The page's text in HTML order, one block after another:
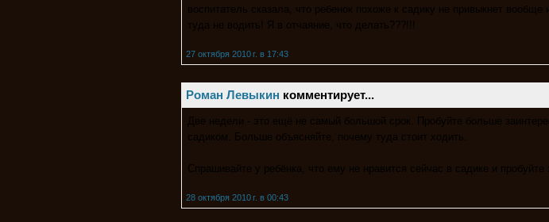
воспитатель сказала, что ребенок похоже к садику не привыкнет вообще
туда не водить! Я в отчаяние, что делать???!!!
27 октября 2010 г. в 17:43
Роман Левыкин комментирует...
Две недели - это ещё не самый большой срок. Пробуйте больше
садиком. Больше объясняйте, почему туда стоит ходить.
Спрашивайте у ребёнка, что ему не нравится сейчас в садике и пробуйте
28 октября 2010 г. в 00:43